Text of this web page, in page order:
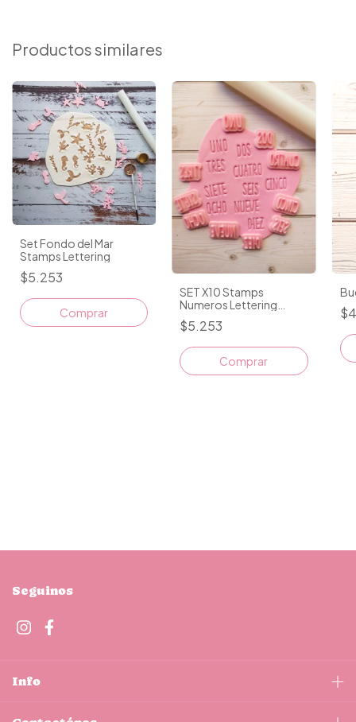
Productos similares
Set Fondo del Mar
Stamps Lettering
$5.253
SET X10 Stamps
Numeros Lettering
Imprenta 1.5CM
$5.253
Seguinos
Info